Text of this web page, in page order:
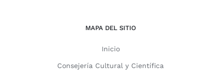
MAPA DEL SITIO
Inicio
Consejería Cultural y Científica